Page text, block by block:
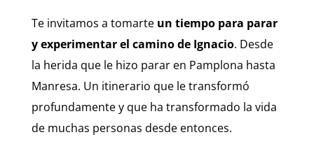
Te invitamos a tomarte un tiempo para parar
y experimentar el camino de Ignacio. Desde
la herida que le hizo parar en Pamplona hasta
Manresa. Un itinerario que le transformó
profundamente y que ha transformado la vida
de muchas personas desde entonces.